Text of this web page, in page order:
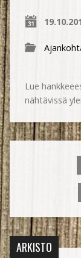
Lue
nähtävissä
ARKISTO